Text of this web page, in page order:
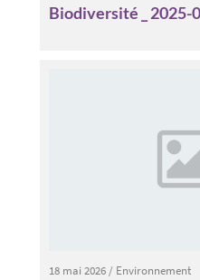
Biodiversité _ 2025-
18 mai 2026/ Environnement